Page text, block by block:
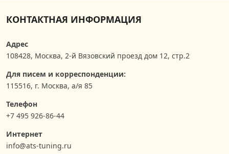
КОНТАКТНАЯ ИНФОРМАЦИЯ
Адрес
108428, Москва, 2-й Вязовский проезд дом 12, стр.2
Для писем и корреспонденции:
115516, г. Москва, а/я 85
Телефон
+7 495 926-86-44
Интернет
info@ats-tuning.ru